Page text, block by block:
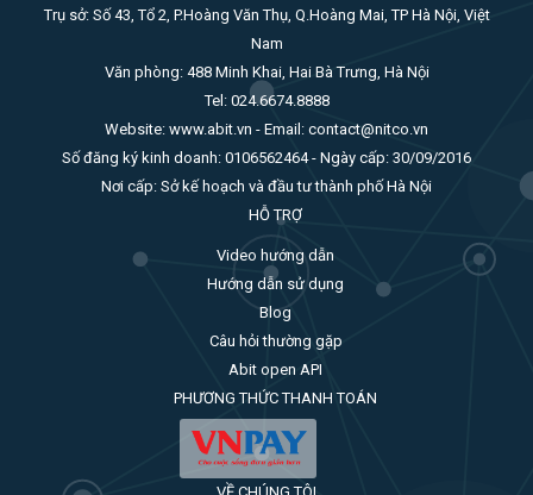
Trụ sở: Số 43, Tổ 2, P.Hoàng Văn Thụ, Q.Hoàng Mai, TP Hà Nội, Việt
Nam
Văn phòng: 488 Minh Khai, Hai Bà Trưng, Hà Nội
Tel: 024.6674.8888
Website: www.abit.vn - Email: contact@nitco.vn
Số đăng ký kinh doanh: 0106562464 - Ngày cấp: 30/09/2016
Nơi cấp: Sở kế hoạch và đầu tư thành phố Hà Nội
HỖ TRỢ
Video hướng dẫn
Hướng dẫn sử dụng
Blog
Câu hỏi thường gặp
Abit open API
PHƯƠNG THỨC THANH TOÁN